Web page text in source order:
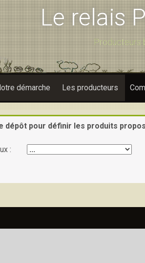
Le relais
Producteurs
démarche Les producteurs
dépôt pour définir les produits
: